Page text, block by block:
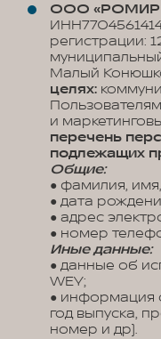
ООО «РОМИР
регистрации:
Малый
целях:
и
перечень
подлежащих
Общие:
● фамилия,
● дата
● адрес
● номер
Иные данные:
● данные об
WEY;
● информация
год выпуска,
номер и др).